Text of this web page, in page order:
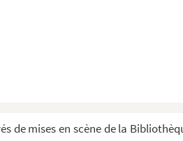
de mises en scène de la